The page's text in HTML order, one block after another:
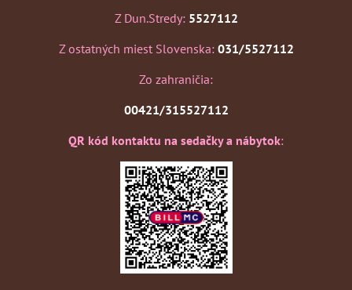
Z Dun.Stredy: 5527112
Z ostatných miest Slovenska: 031/5527112
Zo zahraničia:
00421/315527112
QR kód kontaktu na sedačky a nábytok: